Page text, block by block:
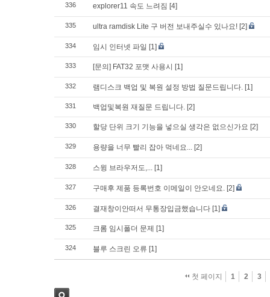
336 explorer11 속도 느려짐 [4]
335 ultra ramdisk Lite 구 버전 보내주실수 있나요! [2]
334 임시 인터넷 파일 [1]
333 [문의] FAT32 포맷 사용시 [1]
332 램디스크 백업 및 복원 설정 방법 질문드립니다. [1]
331 백업및복원 재질문 드립니다. [2]
330 할당 단위 크기 기능을 넣으실 생각은 없으신가요 [2]
329 용량을 너무 빨리 잡아 먹네요... [2]
328 스윙 브라우저도,... [1]
327 구매후 제품 등록번호 이메일이 안오네요. [2]
326 결재창이안떠서 무통장입금했습니다 [1]
325 크롬 임시폴더 문제 [1]
324 블루 스크린 오류 [1]
첫 페이지 1 2 3